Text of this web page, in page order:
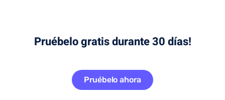
Pruébelo gratis durante 30 días!
Pruébelo ahora